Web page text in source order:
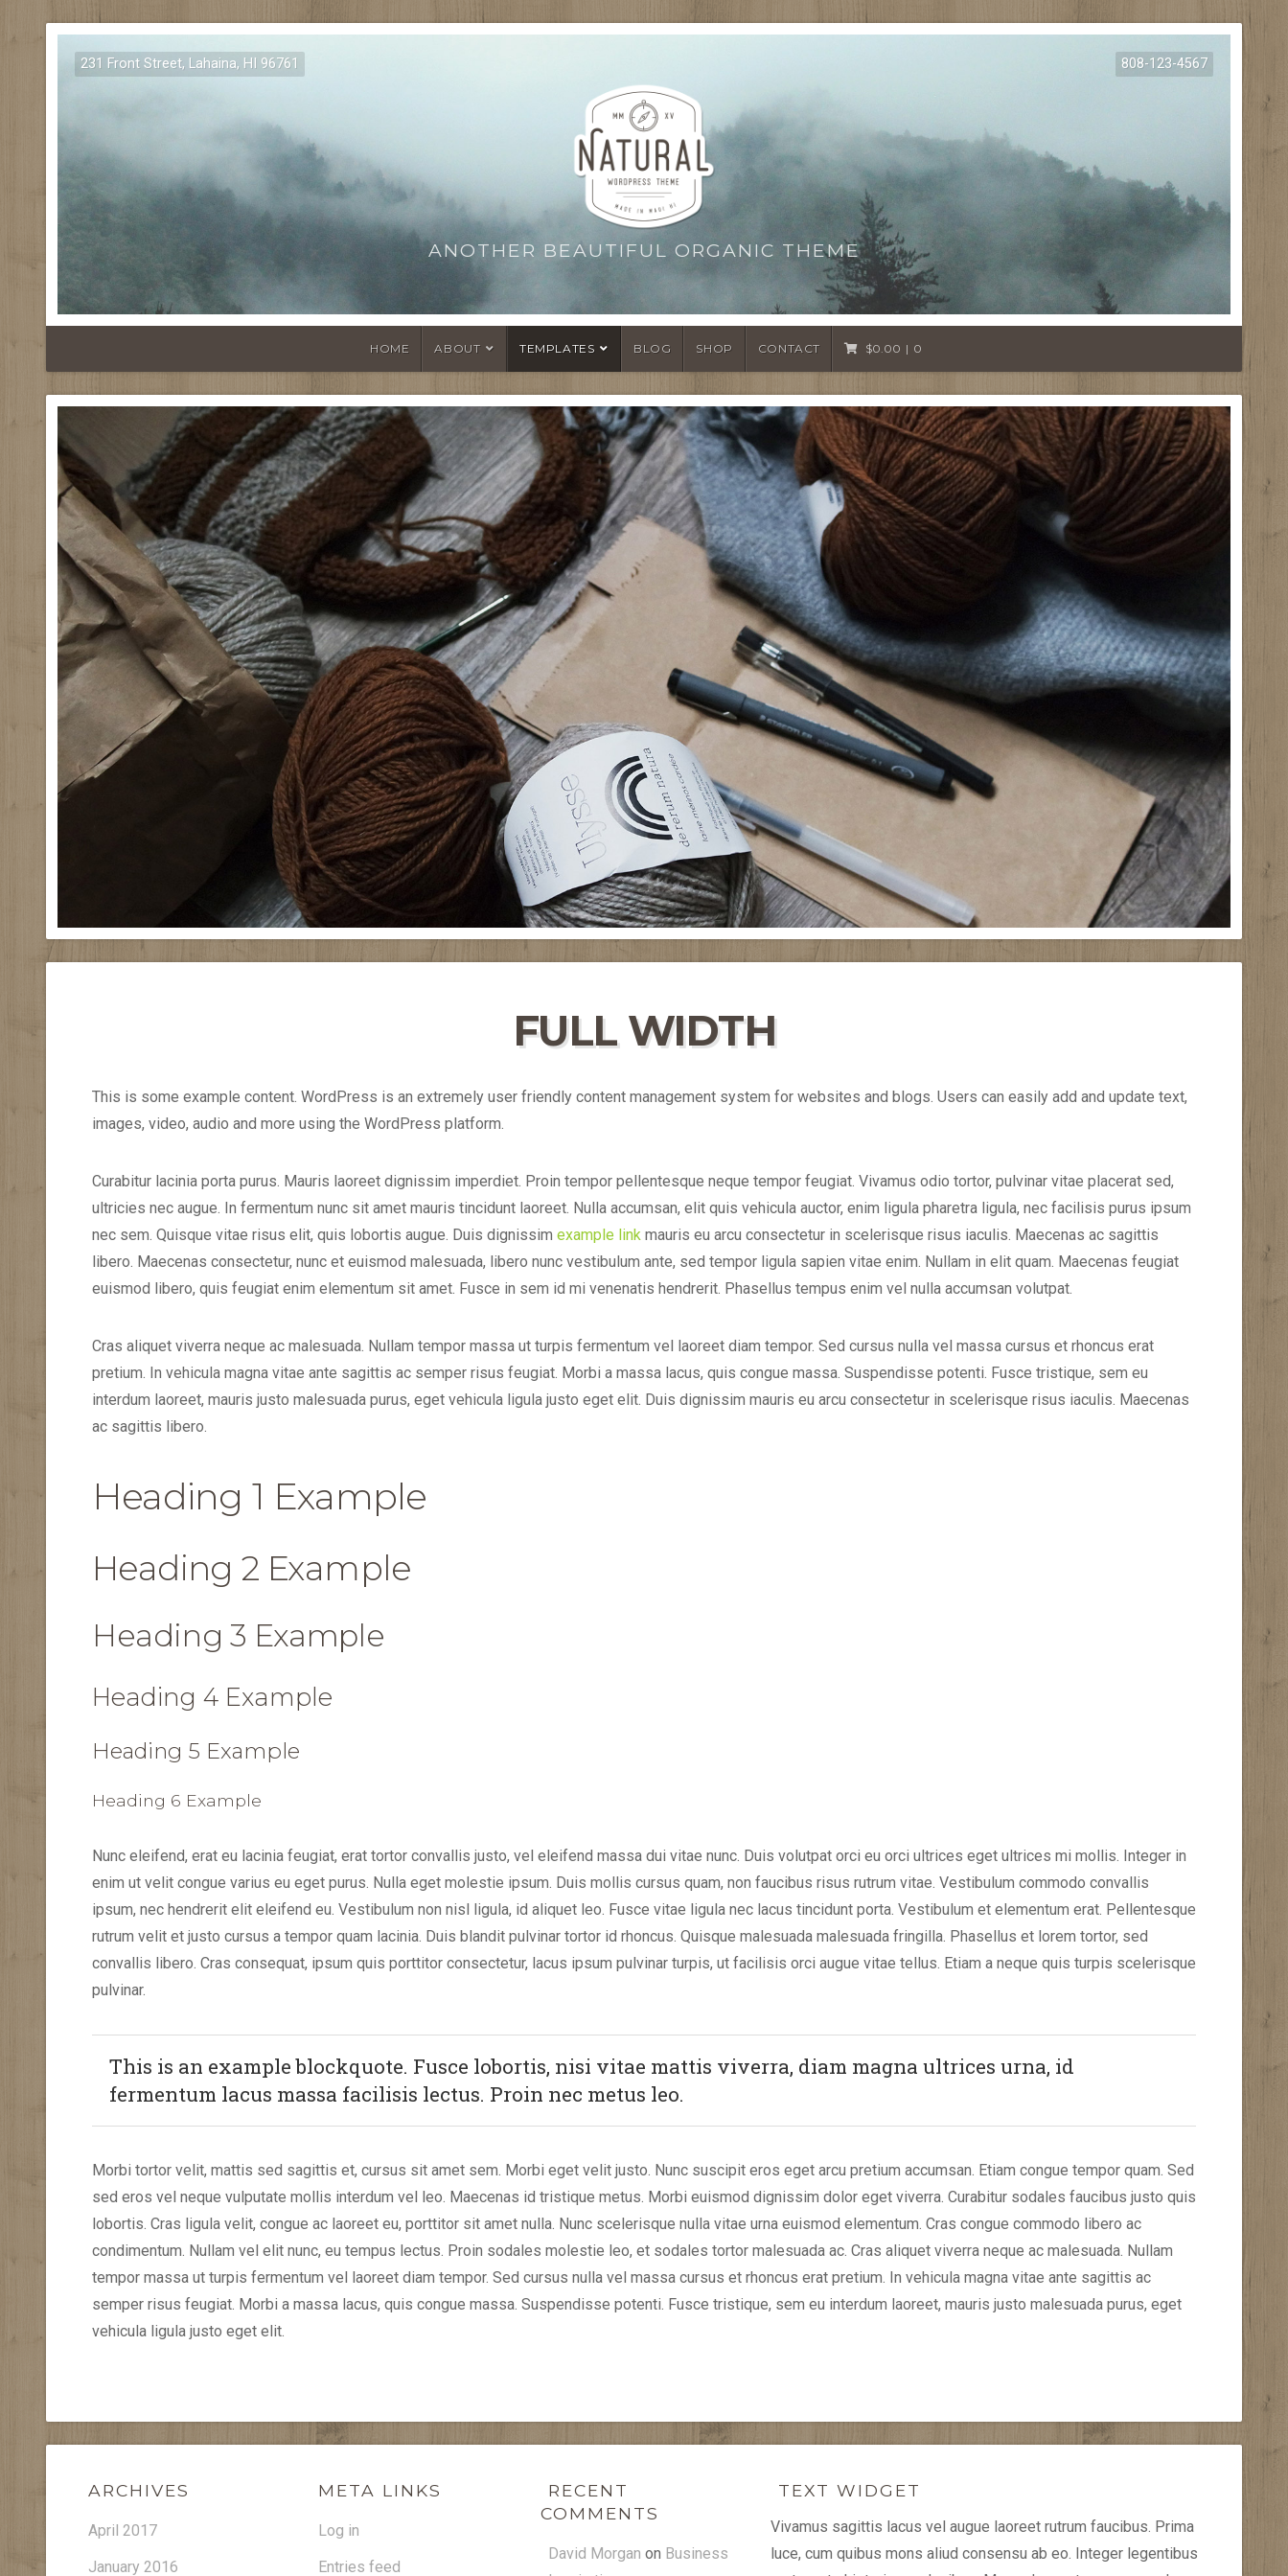
231 Front Street, Lahaina, HI 96761 808-123-4567
ANOTHER BEAUTIFUL ORGANIC THEME
HOME ABOUT TEMPLATES BLOG SHOP CONTACT $0.00 0
FULL WIDTH
This is some example content. WordPress is an extremely user friendly content management system for websites and blogs. Users can easily add and update text,
images, video, audio and more using the WordPress platform.
Curabitur lacinia porta purus. Mauris laoreet dignissim imperdiet. Proin tempor pellentesque neque tempor feugiat. Vivamus odio tortor, pulvinar vitae placerat sed,
ultricies nec augue. In fermentum nunc sit amet mauris tincidunt laoreet. Nulla accumsan, elit quis vehicula auctor, enim ligula pharetra ligula, nec facilisis purus ipsum
nec sem. Quisque vitae risus elit, quis lobortis augue. Duis dignissim example link mauris eu arcu consectetur in scelerisque risus iaculis. Maecenas ac sagittis
libero. Maecenas consectetur, nunc et euismod malesuada, libero nunc vestibulum ante, sed tempor ligula sapien vitae enim. Nullam in elit quam. Maecenas feugiat
euismod libero, quis feugiat enim elementum sit amet. Fusce in sem id mi venenatis hendrerit. Phasellus tempus enim vel nulla accumsan volutpat.
Cras aliquet viverra neque ac malesuada. Nullam tempor massa ut turpis fermentum vel laoreet diam tempor. Sed cursus nulla vel massa cursus et rhoncus erat
pretium. In vehicula magna vitae ante sagittis ac semper risus feugiat. Morbi a massa lacus, quis congue massa. Suspendisse potenti. Fusce tristique, sem eu
interdum laoreet, mauris justo malesuada purus, eget vehicula ligula justo eget elit. Duis dignissim mauris eu arcu consectetur in scelerisque risus iaculis. Maecenas
ac sagittis libero.
Heading 1 Example
Heading 2 Example
Heading 3 Example
Heading 4 Example
Heading 5 Example
Heading 6 Example
Nunc eleifend, erat eu lacinia feugiat, erat tortor convallis justo, vel eleifend massa dui vitae nunc. Duis volutpat orci eu orci ultrices eget ultrices mi mollis. Integer in
enim ut velit congue varius eu eget purus. Nulla eget molestie ipsum. Duis mollis cursus quam, non faucibus risus rutrum vitae. Vestibulum commodo convallis
ipsum, nec hendrerit elit eleifend eu. Vestibulum non nisl ligula, id aliquet leo. Fusce vitae ligula nec lacus tincidunt porta. Vestibulum et elementum erat. Pellentesque
rutrum velit et justo cursus a tempor quam lacinia. Duis blandit pulvinar tortor id rhoncus. Quisque malesuada malesuada fringilla. Phasellus et lorem tortor, sed
convallis libero. Cras consequat, ipsum quis porttitor consectetur, lacus ipsum pulvinar turpis, ut facilisis orci augue vitae tellus. Etiam a neque quis turpis scelerisque
pulvinar.
This is an example blockquote. Fusce lobortis, nisi vitae mattis viverra, diam magna ultrices urna, id
fermentum lacus massa facilisis lectus. Proin nec metus leo.
Morbi tortor velit, mattis sed sagittis et, cursus sit amet sem. Morbi eget velit justo. Nunc suscipit eros eget arcu pretium accumsan. Etiam congue tempor quam. Sed
sed eros vel neque vulputate mollis interdum vel leo. Maecenas id tristique metus. Morbi euismod dignissim dolor eget viverra. Curabitur sodales faucibus justo quis
lobortis. Cras ligula velit, congue ac laoreet eu, porttitor sit amet nulla. Nunc scelerisque nulla vitae urna euismod elementum. Cras congue commodo libero ac
condimentum. Nullam vel elit nunc, eu tempus lectus. Proin sodales molestie leo, et sodales tortor malesuada ac. Cras aliquet viverra neque ac malesuada. Nullam
tempor massa ut turpis fermentum vel laoreet diam tempor. Sed cursus nulla vel massa cursus et rhoncus erat pretium. In vehicula magna vitae ante sagittis ac
semper risus feugiat. Morbi a massa lacus, quis congue massa. Suspendisse potenti. Fusce tristique, sem eu interdum laoreet, mauris justo malesuada purus, eget
vehicula ligula justo eget elit.
ARCHIVES
April 2017
January 2016
META LINKS
Log in
Entries feed
RECENT
COMMENTS
David Morgan on Business
TEXT WIDGET
Vivamus sagittis lacus vel augue laoreet rutrum faucibus. Prima
luce, cum quibus mons aliud consensu ab eo. Integer legentibus